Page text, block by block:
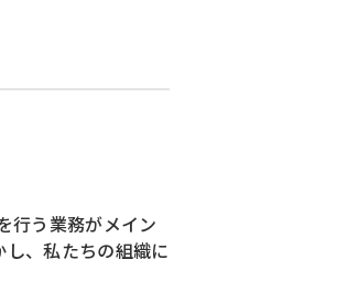
行う業務がメイン
、私たちの組織に